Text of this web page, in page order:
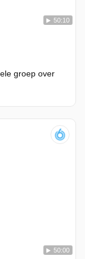
50:10
groep over
50:00